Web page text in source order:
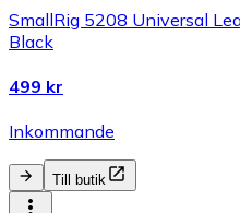
SmallRig 5208 Universal
Black
499 kr
Inkommande
Till butik